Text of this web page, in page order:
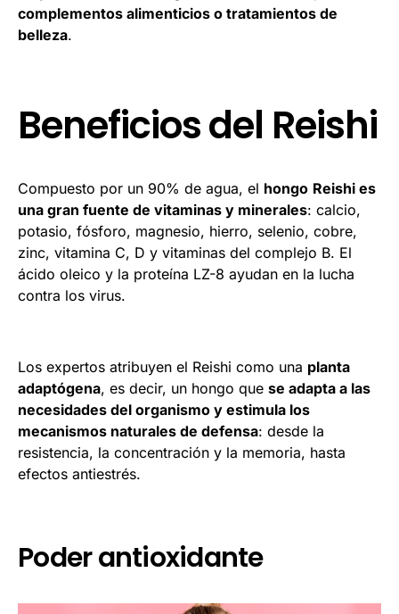
complementos alimenticios o tratamientos de
belleza.
Beneficios del Reishi
Compuesto por un 90% de agua, el hongo Reishi es
una gran fuente de vitaminas y minerales: calcio,
potasio, fósforo, magnesio, hierro, selenio, cobre,
zinc, vitamina C, D y vitaminas del complejo B. El
ácido oleico y la proteína LZ-8 ayudan en la lucha
contra los virus.
Los expertos atribuyen el Reishi como una planta
adaptógena, es decir, un hongo que se adapta a las
necesidades del organismo y estimula los
mecanismos naturales de defensa: desde la
resistencia, la concentración y la memoria, hasta
efectos antiestrés.
Poder antioxidante